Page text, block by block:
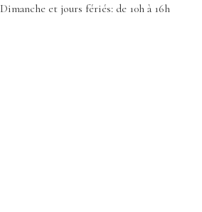
Dimanche et jours fériés: de 10h à 16h